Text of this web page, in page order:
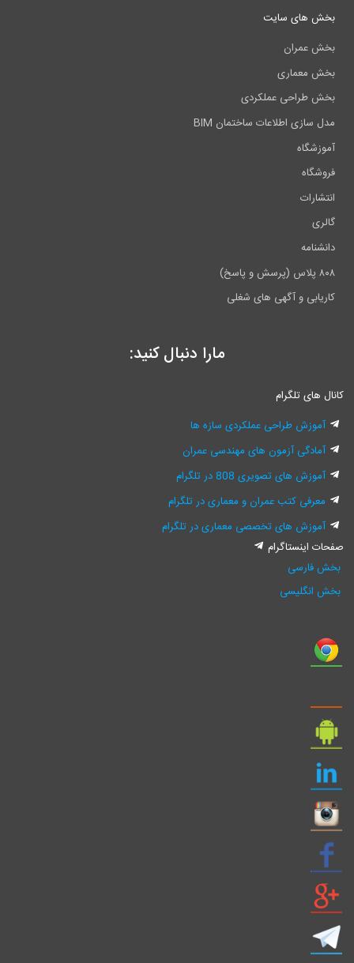
بخش های سایت
بخش عمران
بخش معماری
بخش طراحی عملکردی
مدل سازی اطلاعات ساختمان BIM
آموزشگاه
فروشگاه
انتشارات
گالری
دانشنامه
۸۰۸ پلاس (پرسش و پاسخ)
کاریابی و آگهی های شغلی
مارا دنبال کنید:
کانال های تلگرام
آموزش طراحی عملکردی سازه ها
آمادگی آزمون های مهندسی عمران
آموزش های تصویری 808 در تلگرام
معرفی کتب عمران و معماری در تلگرام
آموزش های تخصصی معماری در تلگرام
صفحات اینستاگرام
بخش فارسی
بخش انگلیسی